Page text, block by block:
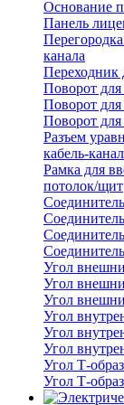
Основание
Панель
канала
Переходник
Поворот для
Поворот для
Поворот для
Разъем
кабель-
Рамка для
потолок/щит
Угол
Угол
Угол
Угол
Угол
Угол
Угол Т-
Угол Т-